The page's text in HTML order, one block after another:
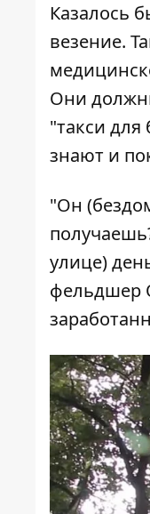
Казалось
везение.
Они
"такси
знают и
"Он
улице)
фельдшер